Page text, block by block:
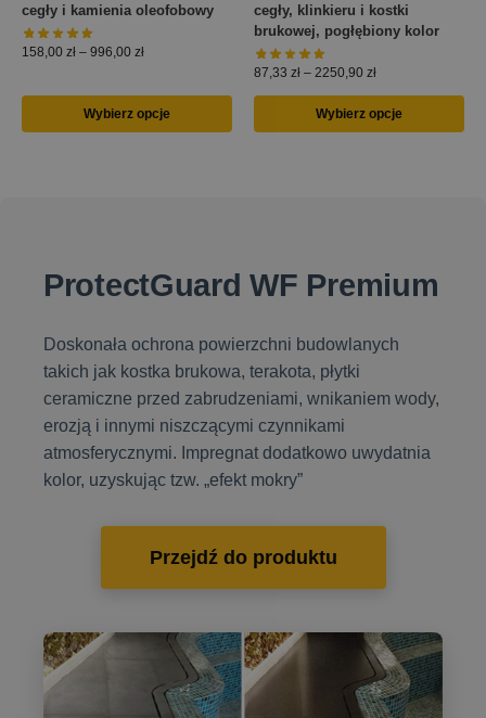
cegły i kamienia oleofobowy
158,00 zł – 996,00 zł
Wybierz opcje
cegły, klinkieru i kostki
brukowej, pogłębiony kolor
87,33 zł – 2250,90 zł
Wybierz opcje
ProtectGuard WF Premium
Doskonała ochrona powierzchni budowlanych
takich jak kostka brukowa, terakota, płytki
ceramiczne przed zabrudzeniami, wnikaniem wody,
erozją i innymi niszczącymi czynnikami
atmosferycznymi. Impregnat dodatkowo uwydatnia
kolor, uzyskując tzw. „efekt mokry”
Przejdź do produktu